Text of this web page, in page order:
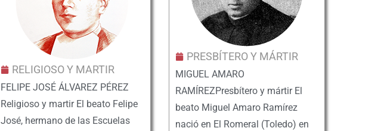
RELIGIOSO Y MARTIR
FELIPE JOSÉ ÁLVAREZ PÉREZ
Religioso y martir El beato Felipe
José, hermano de las Escuelas
PRESBÍTERO Y MÁRTIR
MIGUEL AMARO
RAMÍREZPresbítero y mártir El
beato Miguel Amaro Ramírez
nació en El Romeral (Toledo) en